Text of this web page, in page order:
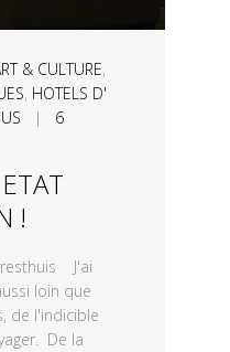
& CULTURE,
, HOTELS D'
| 6
!
J'ai
loin que
de l'indicible
De la